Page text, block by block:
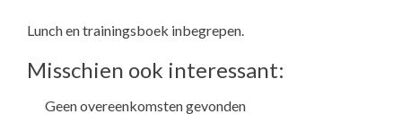
Lunch en trainingsboek inbegrepen.
Misschien ook interessant:
Geen overeenkomsten gevonden